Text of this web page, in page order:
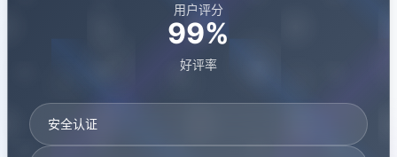
用户评分
99%
好评率
安全认证